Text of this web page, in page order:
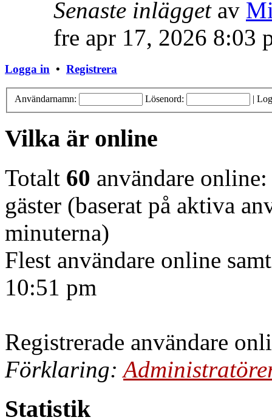
Senaste inläggetav
fre apr 17, 2026 8:03
Logga in • Registrera
Användarnamn: Lösenord: |
Vilka är online
Totalt 60 användare
gäster (baserat på aktiva
minuterna)
Flest användare online
10:51 pm
Registrerade användare
Förklaring:
Statistik